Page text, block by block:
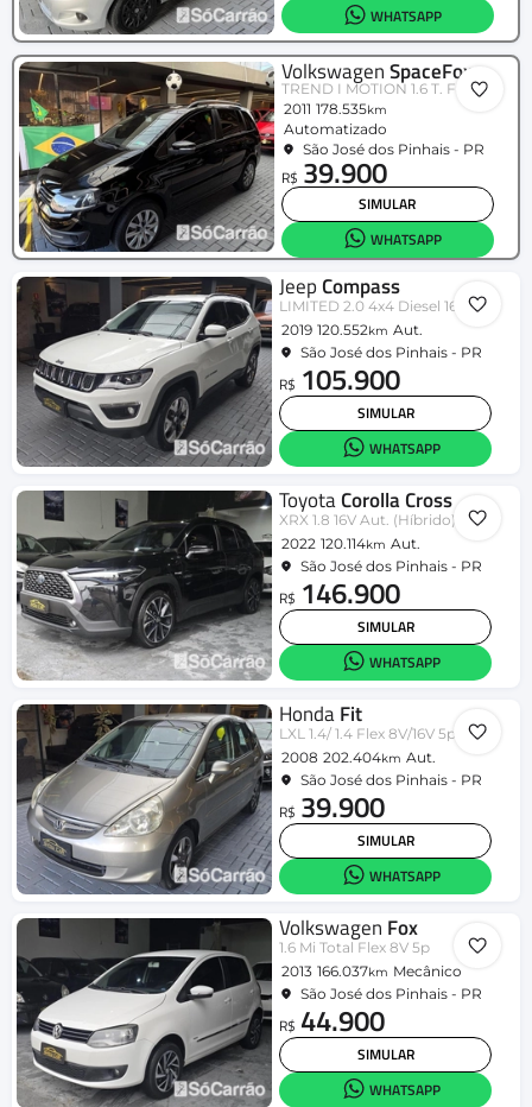
WHATSAPP
VolkswagenSpaceFox
TREND I MOTION 1.6 T. Flex 8V
2011 178.535km
Automatizado
São José dos Pinhais - PR
R$ 39.900
SIMULAR
WHATSAPP
Jeep Compass
LIMITED 2.0 4x4 Diesel 16V Aut.
2019 120.552km Aut.
São José dos Pinhais - PR
R$ 105.900
SIMULAR
WHATSAPP
ToyotaCorolla Cross
XRX 1.8 16V Aut. (Híbrido)
2022 120.114km Aut.
São José dos Pinhais - PR
R$ 146.900
SIMULAR
WHATSAPP
HondaFit
LXL 1.4/ 1.4 Flex 8V/16V 5p Aut.
2008 202.404km Aut.
São José dos Pinhais - PR
R$ 39.900
SIMULAR
WHATSAPP
Volkswagen Fox
1.6 Mi Total Flex 8V 5p
2013 166.037km Mecânico
São José dos Pinhais - PR
R$ 44.900
SIMULAR
WHATSAPP